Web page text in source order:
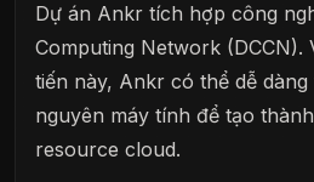
Dự án Ankr tích hợp công
Computing Network (DCCN).
tiến này, Ankr có thể dễ
nguyên máy tính để tạo
resource cloud.